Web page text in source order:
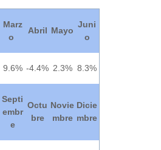
Marz
o
Abril Mayo
Juni
o
9.6% -4.4% 2.3% 8.3%
Septi
embr
e
Octu
bre
Novie
mbre
Dicie
mbre